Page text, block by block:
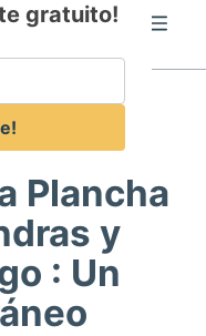
Plancha
y
: Un
gratuito!